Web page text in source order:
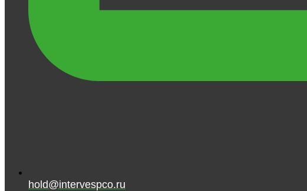
hold@intervespco.ru